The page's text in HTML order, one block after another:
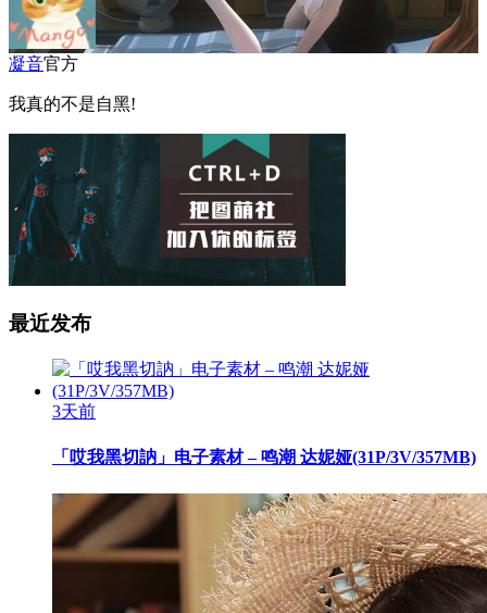
凝音官方
我真的不是自黑!
最近发布
3天前
「哎我黑切訥」电子素材 – 鸣潮 达妮娅(31P/3V/357MB)